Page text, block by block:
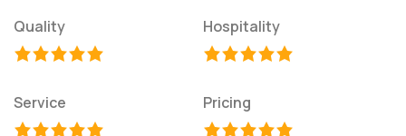
Quality Hospitality
Service Pricing